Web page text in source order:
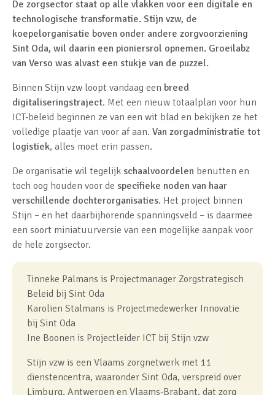
De zorgsector staat op alle vlakken voor een digitale en
technologische transformatie. Stijn vzw, de
koepelorganisatie boven onder andere zorgvoorziening
Sint Oda, wil daarin een pioniersrol opnemen. Groeilabz
van Verso was alvast een stukje van de puzzel.
Binnen Stijn vzw loopt vandaag een breed
digitaliseringstraject. Met een nieuw totaalplan voor hun
ICT-beleid beginnen ze van een wit blad en bekijken ze het
volledige plaatje van voor af aan. Van zorgadministratie tot
logistiek, alles moet erin passen.
De organisatie wil tegelijk schaalvoordelen benutten en
toch oog houden voor de specifieke noden van haar
verschillende dochterorganisaties. Het project binnen
Stijn – en het daarbijhorende spanningsveld – is daarmee
een soort miniatuurversie van een mogelijke aanpak voor
de hele zorgsector.
Tinneke Palmans is Projectmanager Zorgstrategisch
Beleid bij Sint Oda
Karolien Stalmans is Projectmedewerker Innovatie
bij Sint Oda
Ine Boonen is Projectleider ICT bij Stijn vzw
Stijn vzw is een Vlaams zorgnetwerk met 11
dienstencentra, waaronder Sint Oda, verspreid over
Limburg, Antwerpen en Vlaams-Brabant, dat zorg